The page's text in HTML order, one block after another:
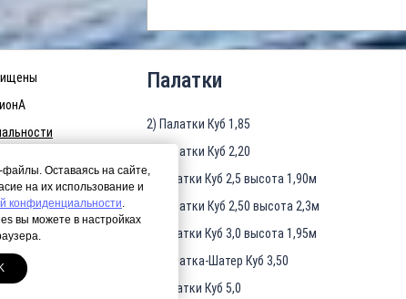
Палатки
2) Палатки Куб 1,85
3) Палатки Куб 2,20
4)Палатки Куб 2,5 высота 1,90м
5) Палатки Куб 2,50 высота 2,3м
6)Палатки Куб 3,0 высота 1,95м
7) Палатка-Шатер Куб 3,50
8)Палатки Куб 5,0
Оставаясь на сайте,
на их использование и
конфиденциальности.
вы можете в настройках